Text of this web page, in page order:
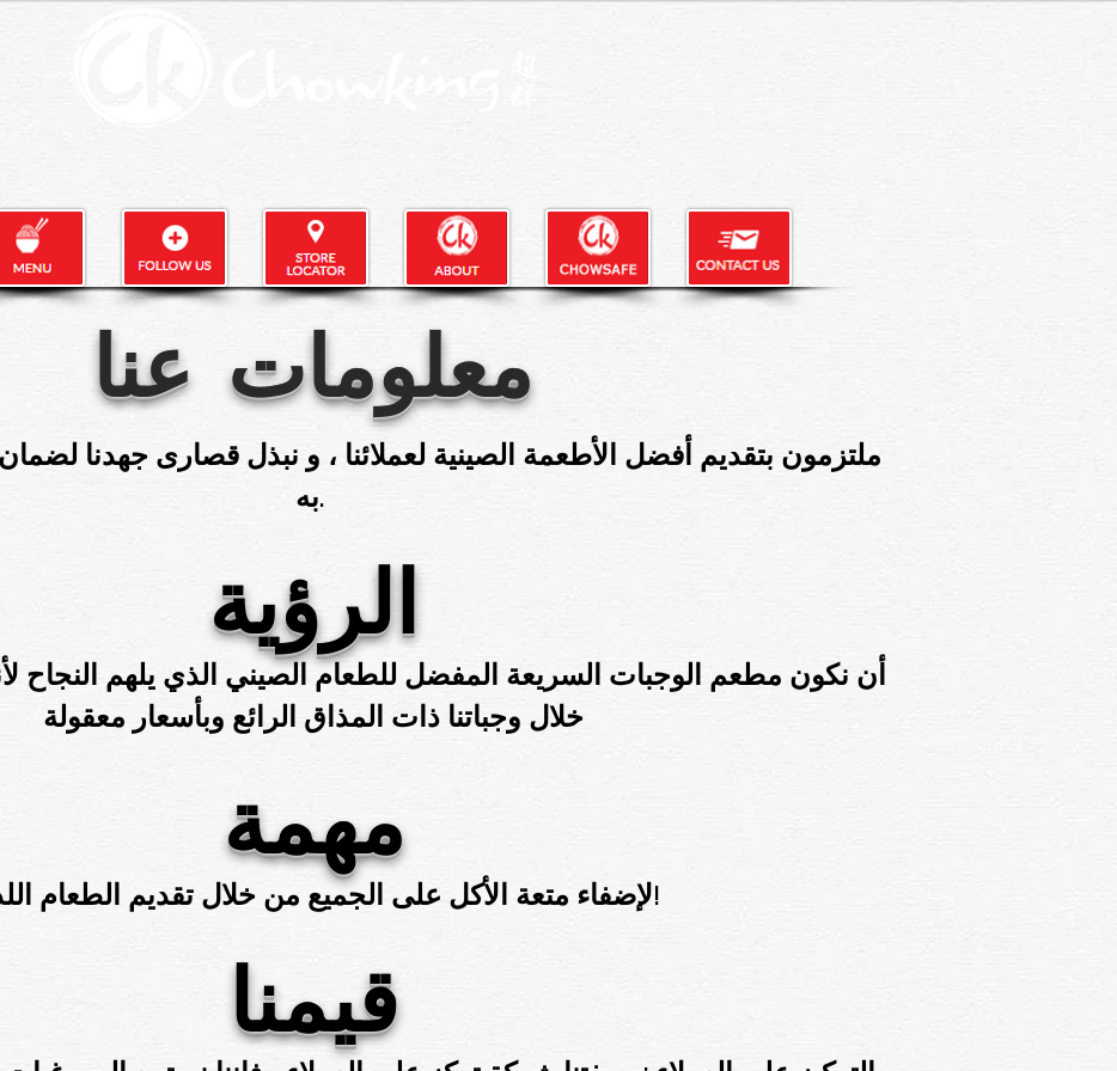
معلومات عنا
ملتزمون بتقديم أفضل الأطعمة الصينية لعملائنا ، و نبذل قصارى جهدنا
به.
الرؤية
أن نكون مطعم الوجبات السريعة المفضل للطعام الصيني الذي يلهم النجاح
خلال وجباتنا ذات المذاق الرائع وبأسعار معقولة
مهمة
لإضفاء متعة الأكل على الجميع من خلال تقديم الطعام اللذيذ!
قيمنا